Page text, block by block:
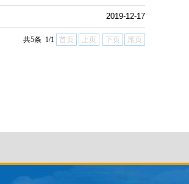
2019-12-17
共5条 1/1 首页 上页 下页 尾页